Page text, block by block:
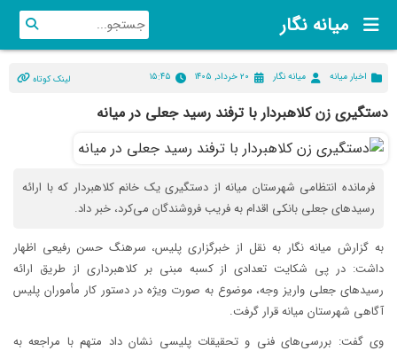
میانه نگار
اخبار میانه میانه نگار ۲۰ خرداد, ۱۴۰۵ ۱۵:۴۵ لینک کوتاه
دستگیری زن کلاهبردار با ترفند رسید جعلی در میانه
فرمانده انتظامی شهرستان میانه از دستگیری یک خانم کلاهبردار که با ارائه
رسیدهای جعلی بانکی اقدام به فریب فروشندگان می‌کرد، خبر داد.
به گزارش میانه نگار به نقل از خبرگزاری پلیس، سرهنگ حسن رفیعی اظهار
داشت: در پی شکایت تعدادی از کسبه مبنی بر کلاهبرداری از طریق ارائه
رسیدهای جعلی واریز وجه، موضوع به صورت ویژه در دستور کار مأموران پلیس
آگاهی شهرستان میانه قرار گرفت.
وی گفت: بررسی‌های فنی و تحقیقات پلیسی نشان داد متهم با مراجعه به